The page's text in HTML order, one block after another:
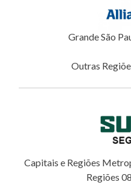
Grande São
Outras
Capitais e Regiões
Regiões